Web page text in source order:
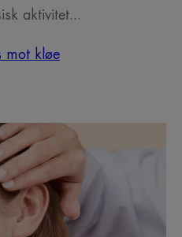
aktivitet...
mot kløe